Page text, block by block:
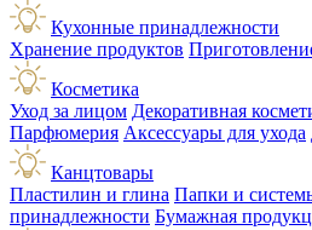
Кухонные принадлежности
Хранение продуктов
Косметика
Уход за лицом Декоративная
Парфюмерия Аксессуары для ухода
Канцтовары
Пластилин и глина Папки и
принадлежности Бумажная